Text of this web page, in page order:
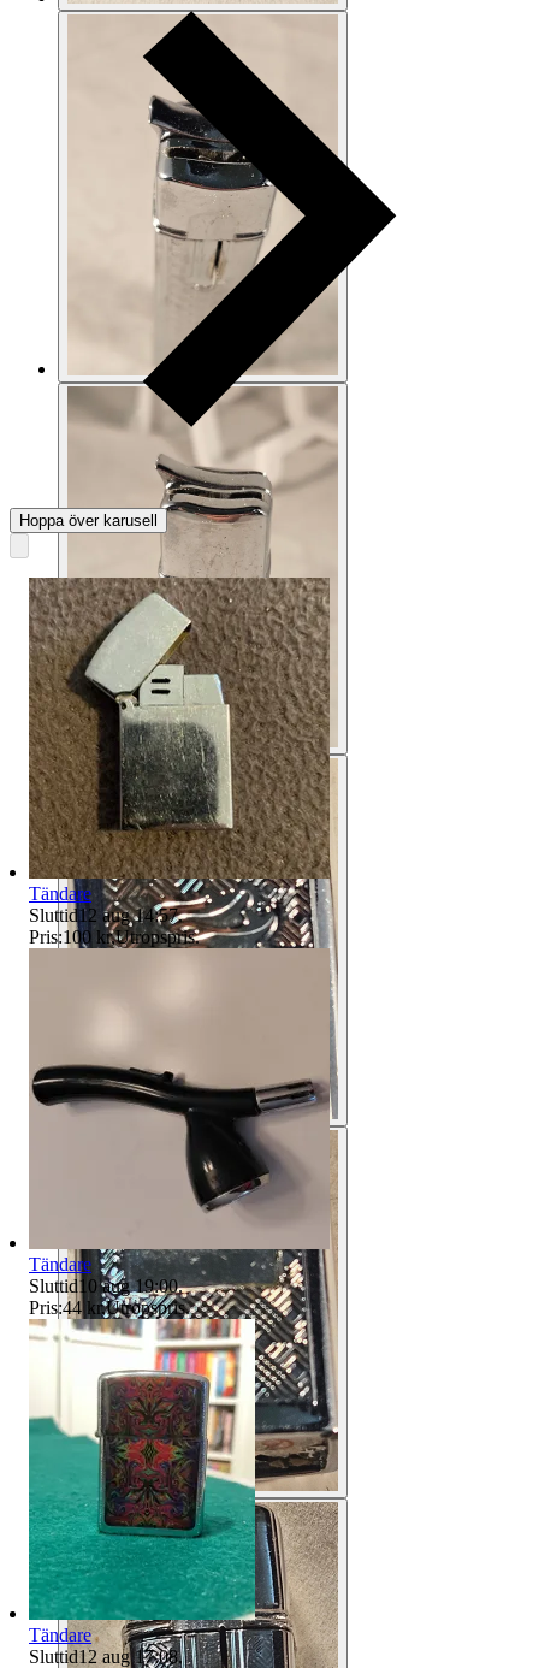
Hoppa över karusell
Tändare
Sluttid12 aug 14:57.
Pris:100 kr,Utropspris.
Tändare
Sluttid10 aug 19:00.
Pris:44 kr,Utropspris.
Tändare
Sluttid12 aug 17:08.